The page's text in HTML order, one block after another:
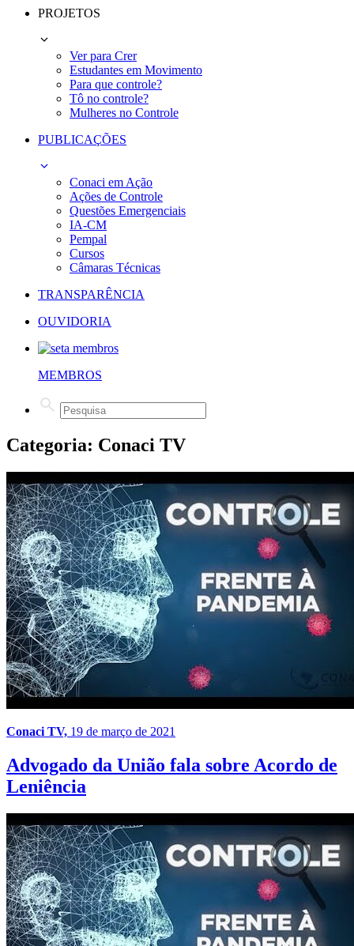
PROJETOS
Ver para Crer
Estudantes em Movimento
Para que controle?
Tô no controle?
Mulheres no Controle
PUBLICAÇÕES
Conaci em Ação
Ações de Controle
Questões Emergenciais
IA-CM
Pempal
Cursos
Câmaras Técnicas
TRANSPARÊNCIA
OUVIDORIA
MEMBROS
Categoria: Conaci TV
Conaci TV, 19 de março de 2021
Advogado da União fala sobre Acordo de
Leniência